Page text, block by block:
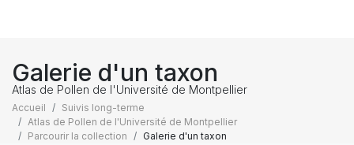
Galerie d'un taxon
Atlas de Pollen de l'Université de Montpellier
Accueil
Suivis long-terme
Atlas de Pollen de l'Université de Montpellier
Parcourir la collection
Galerie d'un taxon